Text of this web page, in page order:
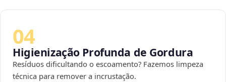
04
Higienização Profunda de Gordura
Resíduos dificultando o escoamento? Fazemos limpeza
técnica para remover a incrustação.